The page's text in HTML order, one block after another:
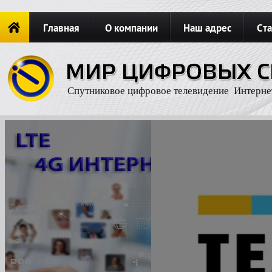
Главная О компании Наш адрес
Новости Карта сайта
Спутниковое цифровое телевидение